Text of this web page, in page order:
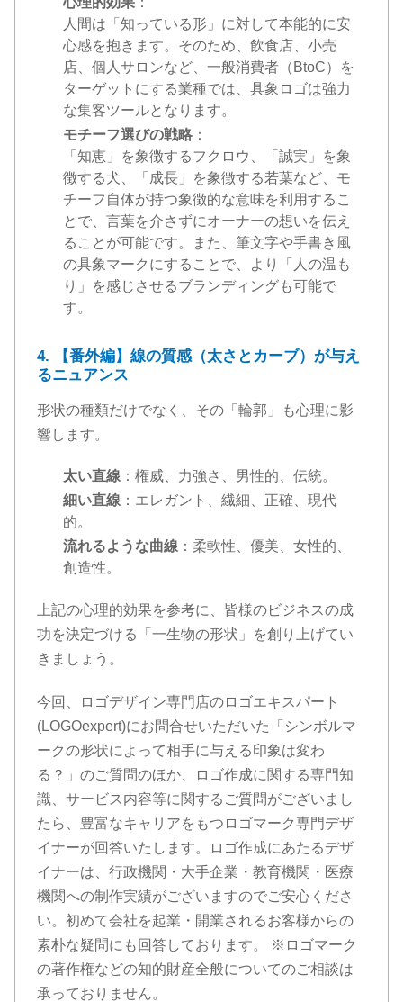
人間は「知っている形」に対して本能的に安
心感を抱きます。そのため、飲食店、小売
店、個人サロンなど、一般消費者（BtoC）を
ターゲットにする業種では、具象ロゴは強力
な集客ツールとなります。
モチーフ選びの戦略 ：
「知恵」を象徴するフクロウ、「誠実」を象
徴する犬、「成長」を象徴する若葉など、モ
チーフ自体が持つ象徴的な意味を利用するこ
とで、言葉を介さずにオーナーの想いを伝え
ることが可能です。また、筆文字や手書き風
の具象マークにすることで、より「人の温も
り」を感じさせるブランディングも可能で
す。
4. 【番外編】線の質感（太さとカーブ）が与え
るニュアンス
形状の種類だけでなく、その「輪郭」も心理に影
響します。
太い直線 ：権威、力強さ、男性的、伝統。
細い直線 ：エレガント、繊細、正確、現代
的。
流れるような曲線 ：柔軟性、優美、女性的、
創造性。
上記の心理的効果を参考に、皆様のビジネスの成
功を決定づける「一生物の形状」を創り上げてい
きましょう。
今回、ロゴデザイン専門店のロゴエキスパート
(LOGOexpert)にお問合せいただいた「シンボルマ
ークの形状によって相手に与える印象は変わ
る？」のご質問のほか、ロゴ作成に関する専門知
識、サービス内容等に関するご質問がございまし
たら、豊富なキャリアをもつロゴマーク専門デザ
イナーが回答いたします。ロゴ作成にあたるデザ
イナーは、行政機関・大手企業・教育機関・医療
機関への制作実績がございますのでご安心くださ
い。初めて会社を起業・開業されるお客様からの
素朴な疑問にも回答しております。 ※ロゴマーク
の著作権などの知的財産全般についてのご相談は
承っておりません。